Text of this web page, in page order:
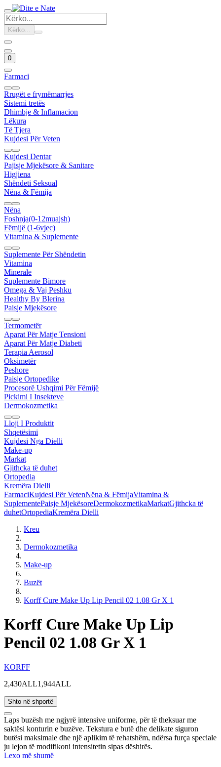
Kërko...
0
Farmaci
Rrugët e frymëmarrjes
Sistemi tretës
Dhimbje & Inflamacion
Lëkura
Të Tjera
Kujdesi Për Veten
Kujdesi Dentar
Pajisje Mjekësore & Sanitare
Higjiena
Shëndeti Seksual
Nëna & Fëmija
Nëna
Foshnja(0-12muajsh)
Fëmijë (1-6vjec)
Vitamina & Suplemente
Suplemente Për Shëndetin
Vitamina
Minerale
Suplemente Bimore
Omega & Vaj Peshku
Healthy By Blerina
Paisje Mjekësore
Termometër
Aparat Për Matje Tensioni
Aparat Për Matje Diabeti
Terapia Aerosol
Oksimetër
Peshore
Paisje Ortopedike
Procesorë Ushqimi Për Fëmijë
Pickimi I Insekteve
Dermokozmetika
Lloji I Produktit
Shqetësimi
Kujdesi Nga Dielli
Make-up
Markat
Gjithcka të duhet
Ortopedia
Kremëra Dielli
FarmaciKujdesi Për VetenNëna & FëmijaVitamina &
SuplementePaisje MjekësoreDermokozmetikaMarkatGjithcka të
duhetOrtopediaKremëra Dielli
Kreu
Dermokozmetika
Make-up
Buzët
Korff Cure Make Up Lip Pencil 02 1.08 Gr X 1
Korff Cure Make Up Lip
Pencil 02 1.08 Gr X 1
KORFF
2,430ALL1,944ALL
Shto në shportë
Laps buzësh me ngjyrë intensive uniforme, për të theksuar me
saktësi konturin e buzëve. Tekstura e butë dhe delikate siguron
butësi maksimale dhe një aplikim të rehatshëm, ndërsa furça speciale
ju lejon të modifikoni intensitetin sipas dëshirës.
Lexo më shumë